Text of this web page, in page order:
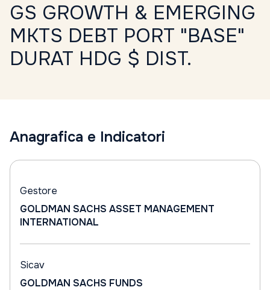
GS GROWTH & EMERGING
MKTS DEBT PORT "BASE"
DURAT HDG $ DIST.
Anagrafica e Indicatori
Gestore
GOLDMAN SACHS ASSET MANAGEMENT
INTERNATIONAL
Sicav
GOLDMAN SACHS FUNDS